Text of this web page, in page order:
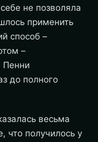
не позволяла
применить
способ –
–
Пенни
до полного
весьма
что получилось у